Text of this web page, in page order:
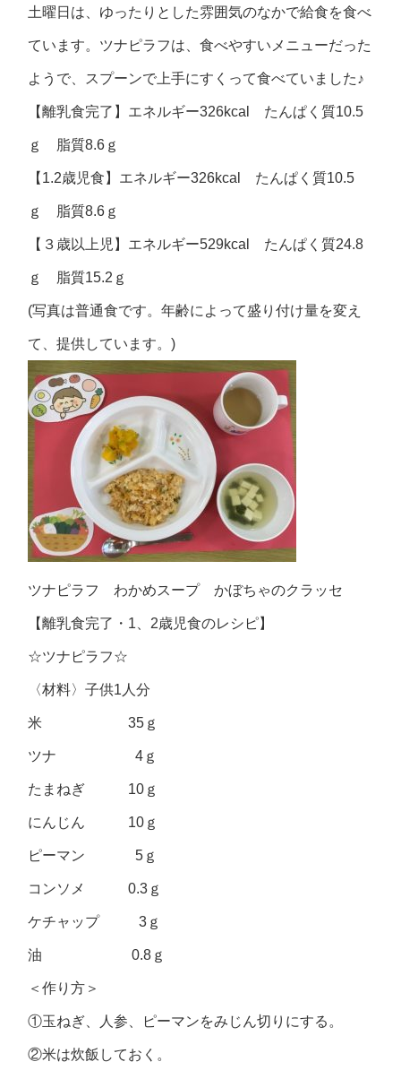
土曜日は、ゆったりとした雰囲気のなかで給食を食べ
ています。ツナピラフは、食べやすいメニューだった
ようで、スプーンで上手にすくって食べていました♪
【離乳食完了】エネルギー326kcal たんぱく質10.5
ｇ 脂質8.6ｇ
【1.2歳児食】エネルギー326kcal たんぱく質10.5
ｇ 脂質8.6ｇ
【３歳以上児】エネルギー529kcal たんぱく質24.8
ｇ 脂質15.2ｇ
(写真は普通食です。年齢によって盛り付け量を変え
て、提供しています。)
ツナピラフ わかめスープ かぼちゃのクラッセ
【離乳食完了・1、2歳児食のレシピ】
☆ツナピラフ☆
〈材料〉子供1人分
米 35ｇ
ツナ 4ｇ
たまねぎ 10ｇ
にんじん 10ｇ
ピーマン 5ｇ
コンソメ 0.3ｇ
ケチャップ 3ｇ
油 0.8ｇ
＜作り方＞
①玉ねぎ、人参、ピーマンをみじん切りにする。
②米は炊飯しておく。